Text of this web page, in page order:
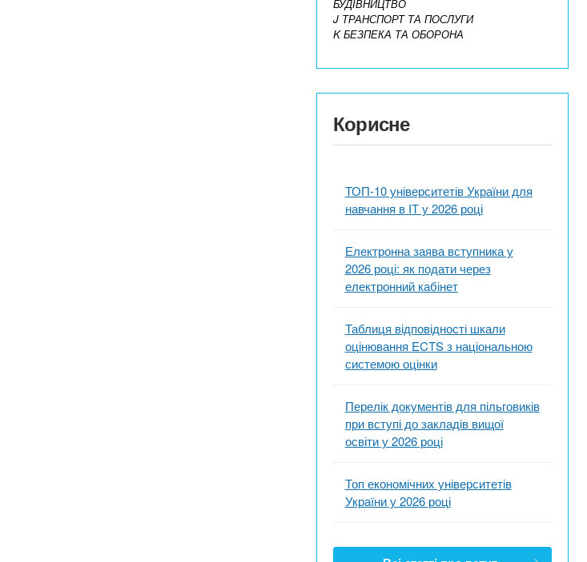
БУДІВНИЦТВО
J ТРАНСПОРТ ТА ПОСЛУГИ
K БЕЗПЕКА ТА ОБОРОНА
Корисне
ТОП-10 університетів України для
навчання в ІТ у 2026 році
Електронна заява вступника у
2026 році: як подати через
електронний кабінет
Таблиця відповідності шкали
оцінювання ECTS з національною
системою оцінки
Перелік документів для пільговиків
при вступі до закладів вищої
освіти у 2026 році
Топ економічних університетів
України у 2026 році